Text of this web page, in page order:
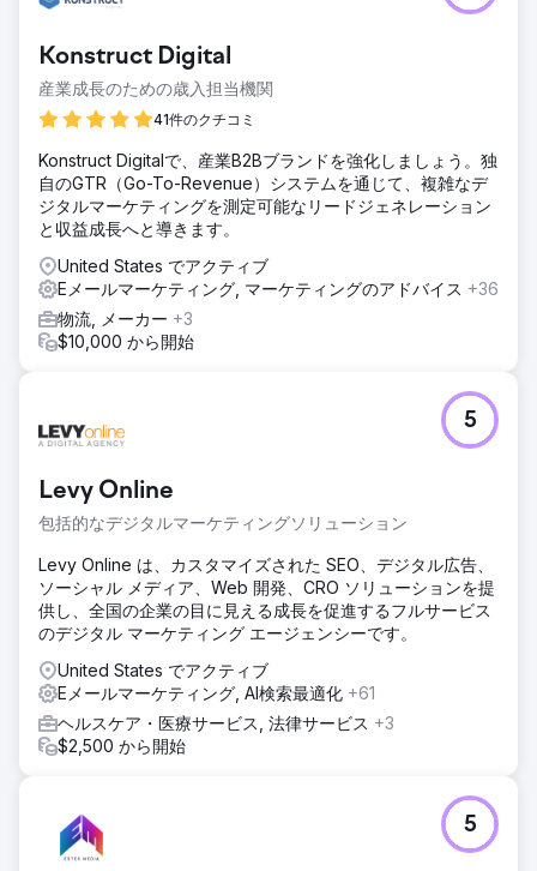
Konstruct Digital
産業成長のための歳入担当機関
41件のクチコミ
Konstruct Digitalで、産業B2Bブランドを強化しましょう。独
自のGTR（Go-To-Revenue）システムを通じて、複雑なデ
ジタルマーケティングを測定可能なリードジェネレーション
と収益成長へと導きます。
United States でアクティブ
Eメールマーケティング, マーケティングのアドバイス +36
物流, メーカー +3
$10,000 から開始
Levy Online
包括的なデジタルマーケティングソリューション
5
Levy Online は、カスタマイズされた SEO、デジタル広告、
ソーシャル メディア、Web 開発、CRO ソリューションを提
供し、全国の企業の目に見える成長を促進するフルサービス
のデジタル マーケティング エージェンシーです。
United States でアクティブ
Eメールマーケティング, AI検索最適化 +61
ヘルスケア・医療サービス, 法律サービス +3
$2,500 から開始
5